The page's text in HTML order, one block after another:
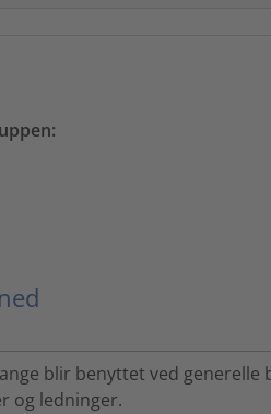
blir benyttet ved generelle
og ledninger.